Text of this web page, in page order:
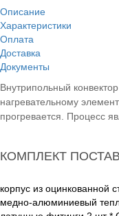
Описание
Характеристики
Оплата
Доставка
Документы
Внутрипольный
нагревательному
прогревается. Процесс
КОМПЛЕКТ
корпус из оцинкованной
медно-алюминиевый